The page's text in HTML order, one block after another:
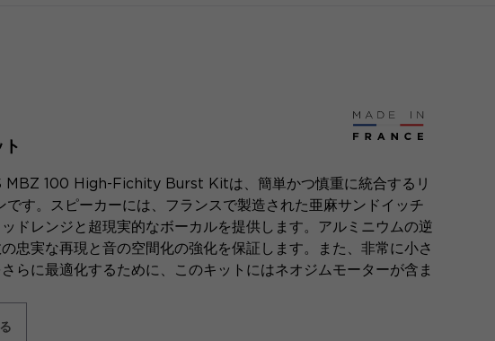
MBZ 100 High-Fichity Burst Kitは、簡単かつ慎重に統合するリ
す。スピーカーには、フランスで製造された亜麻サンドイッチ
ドレンジと超現実的なボーカルを提供します。アルミニウムの逆
忠実な再現と音の空間化の強化を保証します。また、非常に小さ
らに最適化するために、このキットにはネオジムモーターが含ま